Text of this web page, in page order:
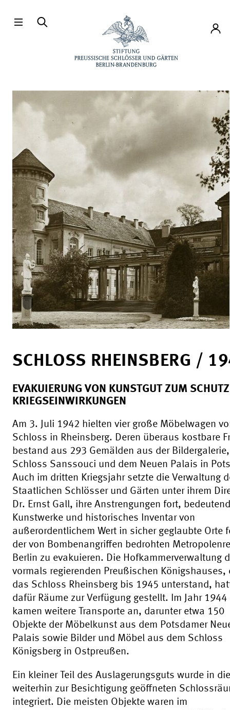
Konto
SCHLOSS RHEINSBERG /
EVAKUIERUNG VON KUNSTGUT ZUM
KRIEGSEINWIRKUNGEN
Am 3. Juli 1942 hielten vier große Möbelwagen
Schloss in Rheinsberg. Deren überaus kostbare
bestand aus 293 Gemälden aus der
Schloss Sanssouci und dem Neuen Palais in
Auch im dritten Kriegsjahr setzte die Verwaltung
Staatlichen Schlösser und Gärten unter ihrem
Dr. Ernst Gall, ihre Anstrengungen fort,
Kunstwerke und historisches Inventar von
außerordentlichem Wert in sicher geglaubte Orte
der von Bombenangriffen bedrohten
Berlin zu evakuieren. Die Hofkammerverwaltung
vormals regierenden Preußischen Königshauses,
das Schloss Rheinsberg bis 1945 unterstand,
dafür Räume zur Verfügung gestellt. Im Jahr 1944
kamen weitere Transporte an, darunter etwa 150
Objekte der Möbelkunst aus dem Potsdamer
Palais sowie Bilder und Möbel aus dem Schloss
Königsberg in Ostpreußen.
Ein kleiner Teil des Auslagerungsguts wurde in die
weiterhin zur Besichtigung geöffneten
integriert. Die meisten Objekte waren im